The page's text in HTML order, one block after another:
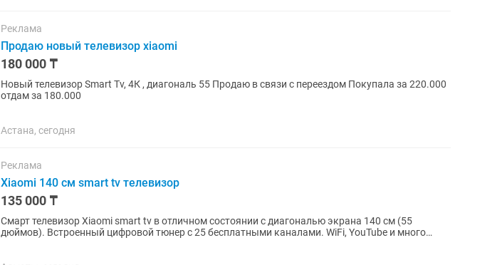
Реклама
Продаю новый телевизор xiaomi
180 000 ₸
Новый телевизор Smart Tv, 4К , диагональ 55 Продаю в связи с переездом Покупала за 220.000
отдам за 180.000
Астана, сегодня
Реклама
Xiaomi 140 см smart tv телевизор
135 000 ₸
Смарт телевизор Xiaomi smart tv в отличном состоянии с диагональю экрана 140 см (55
дюймов). Встроенный цифровой тюнер с 25 бесплатными каналами. WiFi, YouTube и много